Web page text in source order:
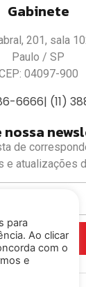
Gabinete
201, sala
Paulo / SP
04097-900
6666| (11)
nossa
de
e atualizações
Cadastrar
para
Ao clicar
com o
e